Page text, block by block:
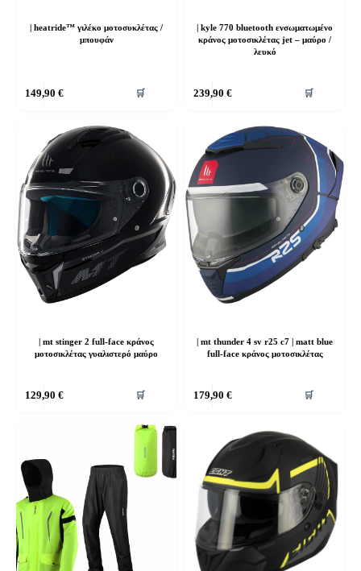
| heatride™ γιλέκο μοτοσυκλέτας /
μπουφάν
149,90 € 🛒
πολλαπλές
παραλλαγές.
επιλογές
μπορούν
επιλεγούν
στη
σελίδα
προϊόντος
| kyle 770 bluetooth ενσωματωμένο
κράνος μοτοσικλέτας jet – μαύρο /
λευκό
239,90 € 🛒
πολλαπλές
παραλλαγές.
επιλογές
μπορούν
να
επιλεγούν
στη
σελίδα
προϊόντος
| mt stinger 2 full-face κράνος
μοτοσικλέτας γυαλιστερό μαύρο
129,90 € 🛒
επιλογές
μπορούν
επιλεγούν
στη
σελίδα
| mt thunder 4 sv r25 c7 | matt blue
full-face κράνος μοτοσικλέτας
179,90 € 🛒
έχει
πολλαπλές
παραλλαγές.
επιλογές
μπορούν
επιλεγούν
σελίδα